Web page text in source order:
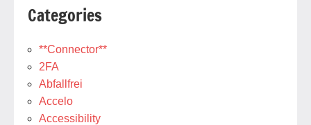
Categories
**Connector**
2FA
Abfallfrei
Accelo
Accessibility